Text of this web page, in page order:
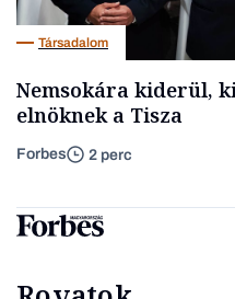
Társadalom
Nemsokára kiderül,
elnöknek a Tisza
Forbes 2 perc